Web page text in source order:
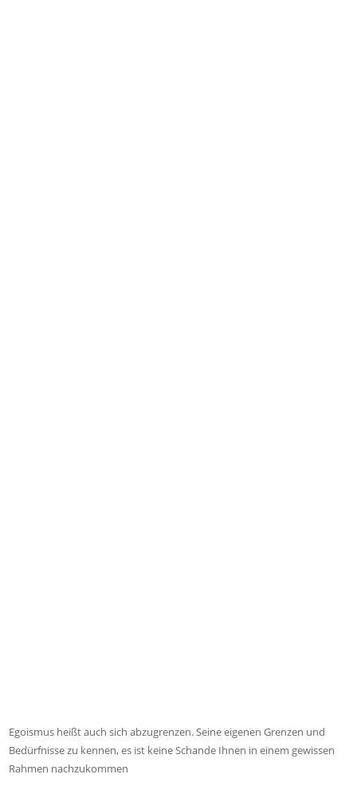
Egoismus heißt auch sich abzugrenzen. Seine eigenen Grenzen und
Bedürfnisse zu kennen, es ist keine Schande Ihnen in einem gewissen
Rahmen nachzukommen